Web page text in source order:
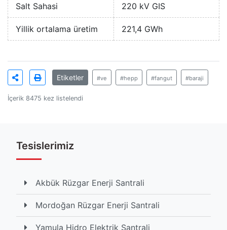
Salt Sahasi 220 kV GIS
Yillik ortalama üretim 221,4 GWh
Etiketler #ve #hepp #fangut #baraji
İçerik 8475 kez listelendi
Tesislerimiz
Akbük Rüzgar Enerji Santrali
Mordoğan Rüzgar Enerji Santrali
Yamula Hidro Elektrik Santrali